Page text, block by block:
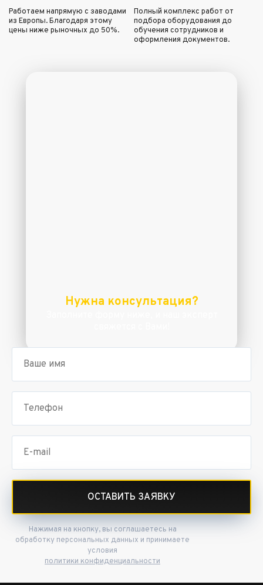
Работаем напрямую с заводами
из Европы. Благодаря этому
цены ниже рыночных до 50%.
Полный комплекс работ от
подбора оборудования до
обучения сотрудников и
оформления документов.
Нужна консультация?
ОСТАВИТЬ ЗАЯВКУ
Нажимая на кнопку, вы соглашаетесь на
обработку персональных данных и принимаете
условия
политики конфиденциальности